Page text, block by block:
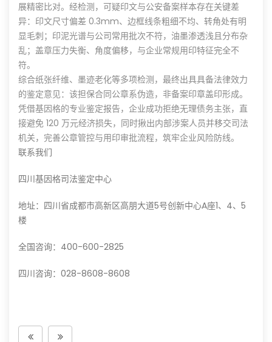
展精密比对。经检测，可疑印文与公安备案样本存在关键差
异：印文尺寸偏差 0.3mm、边框线条粗细不均、转角处有明
显毛刺；印泥光谱与公司常用批次不符，油墨渗透浅且分布杂
乱；盖章压力失衡、角度偏移，与企业常规用印特征完全不
符。
综合纸张纤维、墨迹老化等多项检测，最终出具具备法律效力
的鉴定意见：该担保合同公章系伪造，非备案印章盖印形成。
凭借基因格的专业鉴定报告，企业成功拒绝无理债务主张，直
接避免 120 万元经济损失，同时揪出内部涉案人员并移交司法
机关，完善公章管控与用印审批流程，筑牢企业风险防线。
联系我们
四川基因格司法鉴定中心
地址：四川省成都市高新区高朋大道5号创新中心A座1、4、5
楼
全国咨询：400-600-2825
四川咨询：028-8608-8608